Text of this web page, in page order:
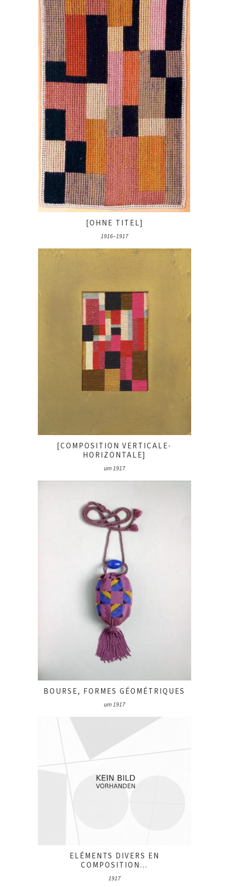
[OHNE TITEL]
1916–1917
[COMPOSITION VERTICALE-
HORIZONTALE]
um 1917
BOURSE, FORMES GÉOMÉTRIQUES
um 1917
ELÉMENTS DIVERS EN
COMPOSITION...
1917